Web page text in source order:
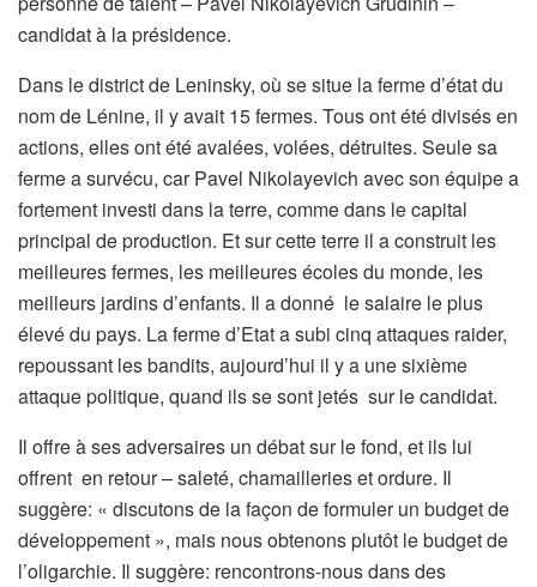
candidat à la présidence.
Dans le district de Leninsky, où se situe la ferme d’état du
nom de Lénine, il y avait 15 fermes. Tous ont été divisés en
actions, elles ont été avalées, volées, détruites. Seule sa
ferme a survécu, car Pavel Nikolayevich avec son équipe a
fortement investi dans la terre, comme dans le capital
principal de production. Et sur cette terre il a construit les
meilleures fermes, les meilleures écoles du monde, les
meilleurs jardins d’enfants. Il a donné le salaire le plus
élevé du pays. La ferme d’Etat a subi cinq attaques raider,
repoussant les bandits, aujourd’hui il y a une sixième
attaque politique, quand ils se sont jetés sur le candidat.
Il offre à ses adversaires un débat sur le fond, et ils lui
offrent en retour – saleté, chamailleries et ordure. Il
suggère: « discutons de la façon de formuler un budget de
développement », mais nous obtenons plutôt le budget de
l’oligarchie. Il suggère: rencontrons-nous dans des